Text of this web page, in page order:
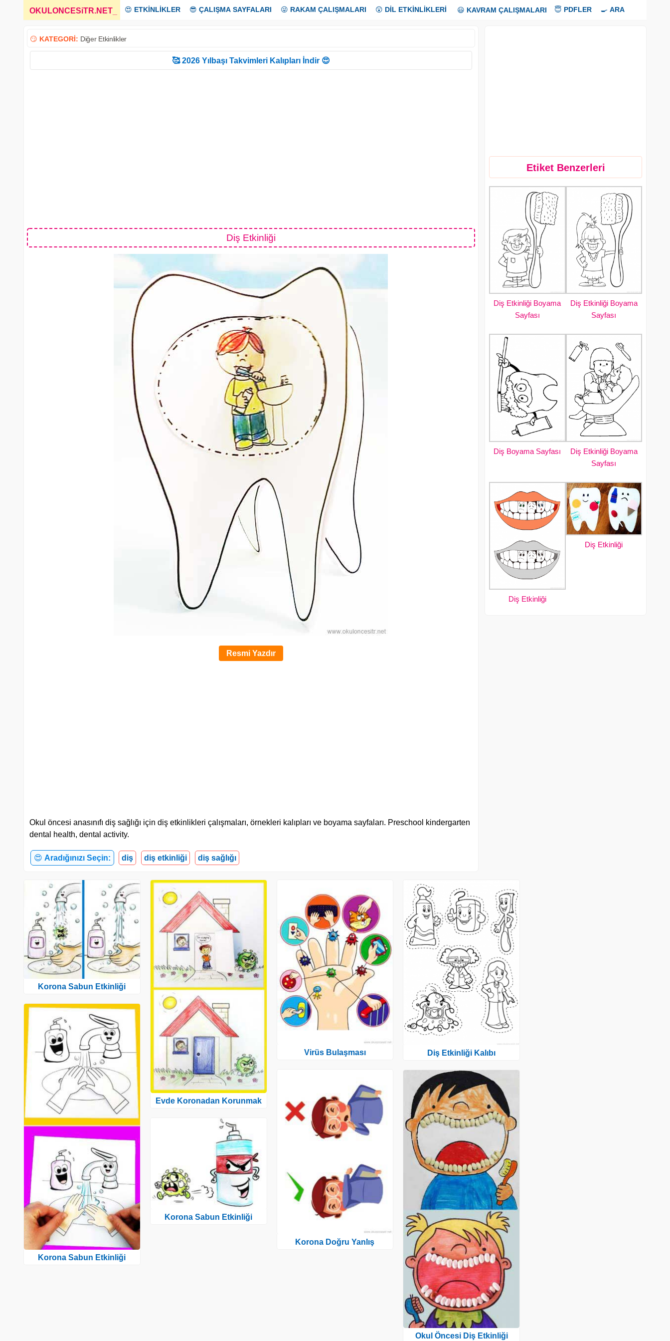
OKULONCESiTR.NET 😍 ETKİNLİKLER 😎 ÇALIŞMA SAYFALARI 😜 RAKAM ÇALIŞMALARI 😲 DİL ETKİNLİKLERİ 😃 KAVRAM ÇALIŞMALARI 😇 PDFLER 🍳 ARA
😏 KATEGORİ: Diğer Etkinlikler
🥰 2026 Yılbaşı Takvimleri Kalıpları İndir 😍
Diş Etkinliği
Resmi Yazdır
Okul öncesi anasınıfı diş sağlığı için diş etkinlikleri çalışmaları, örnekleri kalıpları ve boyama sayfaları. Preschool kindergarten
dental health, dental activity.
😍 Aradığınızı Seçin: diş diş etkinliği diş sağlığı
Etiket Benzerleri
Diş Etkinliği Boyama
Sayfası
Diş Etkinliği Boyama
Sayfası
Diş Boyama Sayfası
Diş Etkinliği Boyama
Sayfası
Diş Etkinliği
Diş Etkinliği
Korona Sabun Etkinliği
Korona Sabun Etkinliği
Evde Koronadan Korunmak
Korona Sabun Etkinliği
Virüs Bulaşması
Korona Doğru Yanlış
Diş Etkinliği Kalıbı
Okul Öncesi Diş Etkinliği